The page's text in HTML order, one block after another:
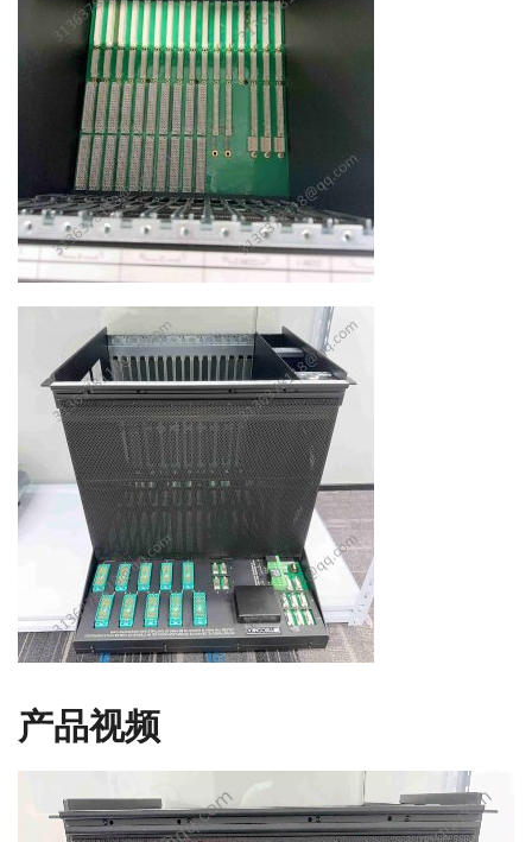
产品视频